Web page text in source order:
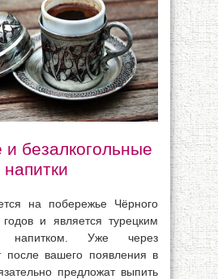
безалкогольные
напитки
на побережье Чёрного
и является турецким
напитком. Уже через
после вашего появления в
предложат выпить